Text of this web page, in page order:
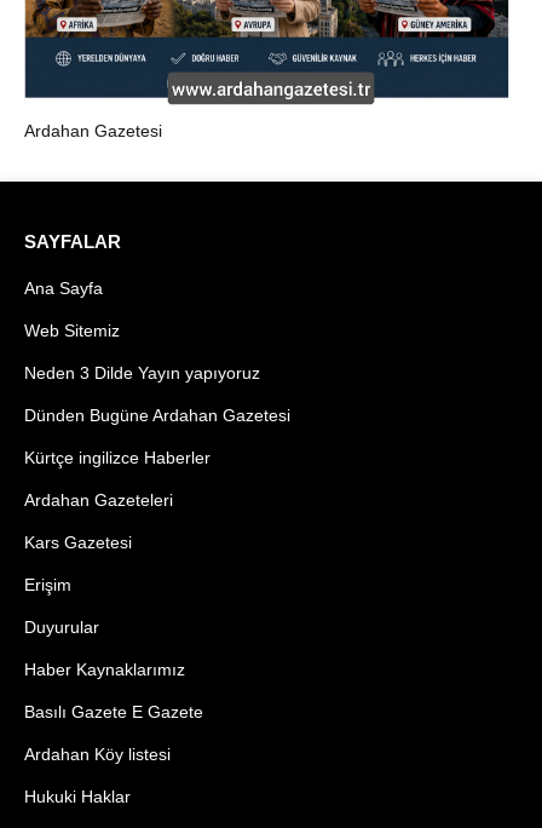
Ardahan Gazetesi
SAYFALAR
Ana Sayfa
Web Sitemiz
Neden 3 Dilde Yayın yapıyoruz
Dünden Bugüne Ardahan Gazetesi
Kürtçe ingilizce Haberler
Ardahan Gazeteleri
Kars Gazetesi
Erişim
Duyurular
Haber Kaynaklarımız
Basılı Gazete E Gazete
Ardahan Köy listesi
Hukuki Haklar